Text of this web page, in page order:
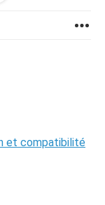
un an semporte
sa façon de
que mes
Ou ça n'excuse
m'aider ? Je
et compatibilité